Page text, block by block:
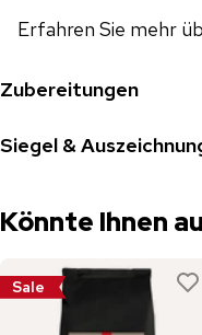
Erfahren Sie mehr
Zubereitungen
Siegel &
Könnte Ihnen
Sale